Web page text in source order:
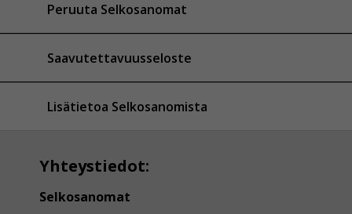
Peruuta Selkosanomat
Saavutettavuusseloste
Lisätietoa Selkosanomista
Yhteystiedot:
Selkosanomat